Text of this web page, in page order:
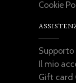
Cookie
Supporto
Il mio
Gift card